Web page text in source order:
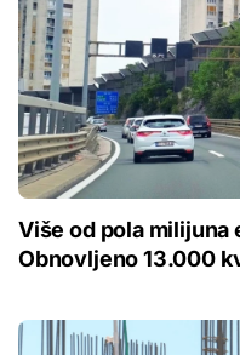
Više od pola milijuna
Obnovljeno 13.000